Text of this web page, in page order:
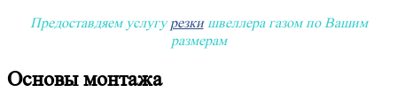
Предоставдяем услугурезкишвеллера газом по Вашим
размерам
Основы монтажа